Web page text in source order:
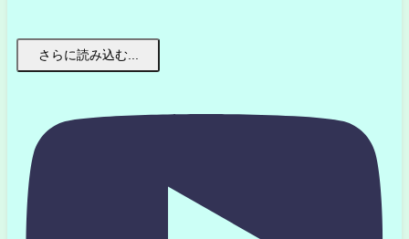
さらに読み込む...